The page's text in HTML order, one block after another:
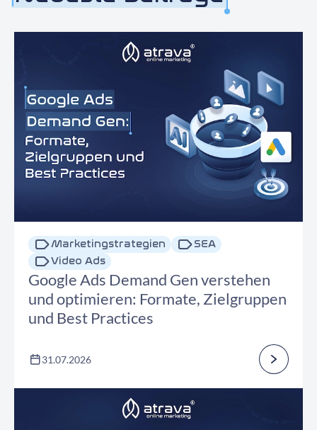
Marketingstrategien
SEA
Video Ads
Google Ads Demand Gen verstehen
und optimieren: Formate, Zielgruppen
und Best Practices
31.07.2026